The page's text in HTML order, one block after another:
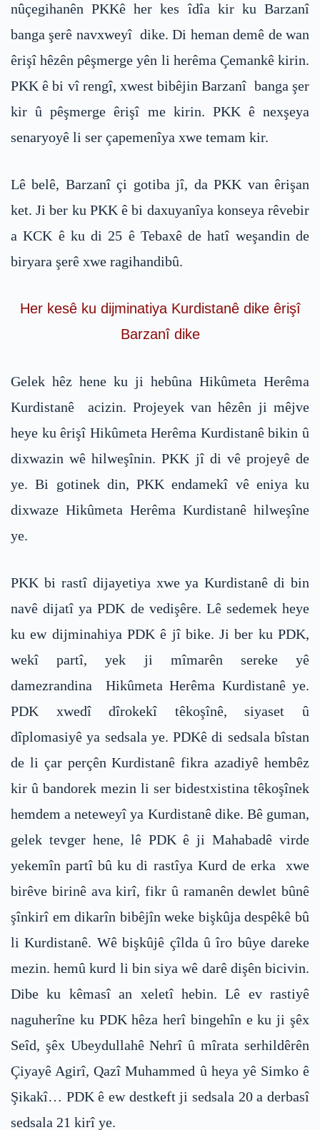
nûçegihanên PKKê her kes îdîa kir ku Barzanî
banga şerê navxweyî dike. Di heman demê de wan
êrişî hêzên pêşmerge yên li herêma Çemankê kirin.
PKK ê bi vî rengî, xwest bibêjin Barzanî banga şer
kir û pêşmerge êrişî me kirin. PKK ê nexşeya
senaryoyê li ser çapemenîya xwe temam kir.
Lê belê, Barzanî çi gotiba jî, da PKK van êrişan
ket. Ji ber ku PKK ê bi daxuyanîya konseya rêvebir
a KCK ê ku di 25 ê Tebaxê de hatî weşandin de
biryara şerê xwe ragihandibû.
Her kesê ku dijminatiya Kurdistanê dike êrişî
Barzanî dike
Gelek hêz hene ku ji hebûna Hikûmeta Herêma
Kurdistanê acizin. Projeyek van hêzên ji mêjve
heye ku êrişî Hikûmeta Herêma Kurdistanê bikin û
dixwazin wê hilweşînin. PKK jî di vê projeyê de
ye. Bi gotinek din, PKK endamekî vê eniya ku
dixwaze Hikûmeta Herêma Kurdistanê hilweşîne
ye.
PKK bi rastî dijayetiya xwe ya Kurdistanê di bin
navê dijatî ya PDK de vedişêre. Lê sedemek heye
ku ew dijminahiya PDK ê jî bike. Ji ber ku PDK,
wekî partî, yek ji mîmarên sereke yê
damezrandina Hikûmeta Herêma Kurdistanê ye.
PDK xwedî dîrokekî têkoşînê, siyaset û
dîplomasiyê ya sedsala ye. PDKê di sedsala bîstan
de li çar perçên Kurdistanê fikra azadiyê hembêz
kir û bandorek mezin li ser bidestxistina têkoşînek
hemdem a neteweyî ya Kurdistanê dike. Bê guman,
gelek tevger hene, lê PDK ê ji Mahabadê virde
yekemîn partî bû ku di rastîya Kurd de erka xwe
birêve birinê ava kirî, fikr û ramanên dewlet bûnê
şînkirî em dikarîn bibêjîn weke bişkûja despêkê bû
li Kurdistanê. Wê bişkûjê çîlda û îro bûye dareke
mezin. hemû kurd li bin siya wê darê dişên bicivin.
Dibe ku kêmasî an xeletî hebin. Lê ev rastiyê
naguherîne ku PDK hêza herî bingehîn e ku ji şêx
Seîd, şêx Ubeydullahê Nehrî û mîrata serhildêrên
Çiyayê Agirî, Qazî Muhammed û heya yê Simko ê
Şikakî… PDK ê ew destkeft ji sedsala 20 a derbasî
sedsala 21 kirî ye.